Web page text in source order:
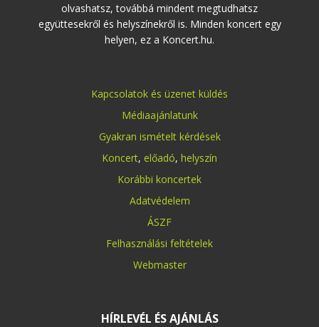
olvashatsz, továbbá mindent megtudhatsz
együttesekről és helyszínekről is. Minden koncert egy
helyen, ez a Koncert.hu.
Kapcsolatok és üzenet küldés
Médiaajánlatunk
Gyakran ismételt kérdések
Koncert, előadó, helyszín
Korábbi koncertek
Adatvédelem
ÁSZF
Felhasználási feltételek
Webmaster
HÍRLEVÉL ÉS AJÁNLÁS